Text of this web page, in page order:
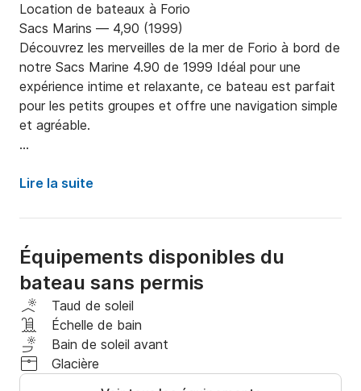
Location de bateaux à Forio
Sacs Marins — 4,90 (1999)
Découvrez les merveilles de la mer de Forio à bord de
notre Sacs Marine 4.90 de 1999 Idéal pour une
expérience intime et relaxante, ce bateau est parfait
pour les petits groupes et offre une navigation simple
et agréable.
personnes, idéal pour une journée d'exploration et de
détente.
Caractéristiques principales:
Location sans permis : Facile à manœuvrer, ne
nécessite pas de permis nautique.
Skipper en option : Vous pouvez choisir de naviguer
de manière indépendante ou d'ajouter un skipper
expert pour seulement 70 euros.
Lire la suite
Équipements disponibles du
bateau sans permis
Taud de soleil
Échelle de bain
Bain de soleil avant
Glacière